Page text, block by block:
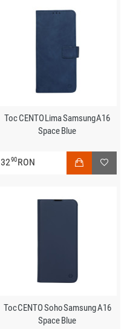
Toc CENTO Lima Samsung A16
Space Blue
3290RON
Toc CENTO Soho Samsung A16
Space Blue